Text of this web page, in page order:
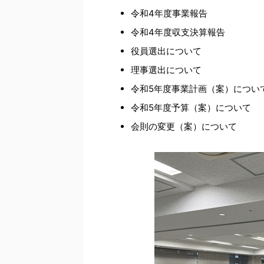
令和4年度事業報告
令和4年度収支決算報告
役員選出について
理事選出について
令和5年度事業計画（案）につい
令和5年度予算（案）について
会則の変更（案）について